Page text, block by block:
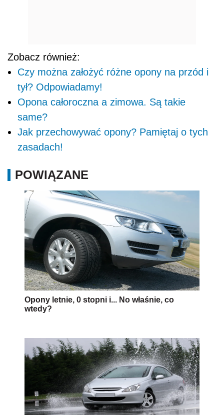
Zobacz również:
Czy można założyć różne opony na przód i
tył? Odpowiadamy!
Opona całoroczna a zimowa. Są takie
same?
Jak przechowywać opony? Pamiętaj o tych
zasadach!
POWIĄZANE
Opony letnie, 0 stopni i... No właśnie, co
wtedy?